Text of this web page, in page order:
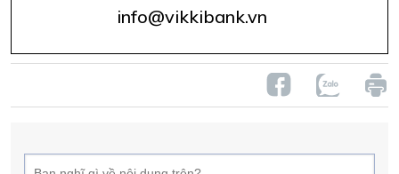
info@vikkibank.vn